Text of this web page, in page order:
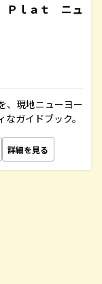
Ｐｌａｔ ニュ
、現地ニューヨー
ガイドブック。
詳細を見る